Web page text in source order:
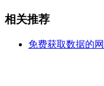
相关推荐
免费获取数据的